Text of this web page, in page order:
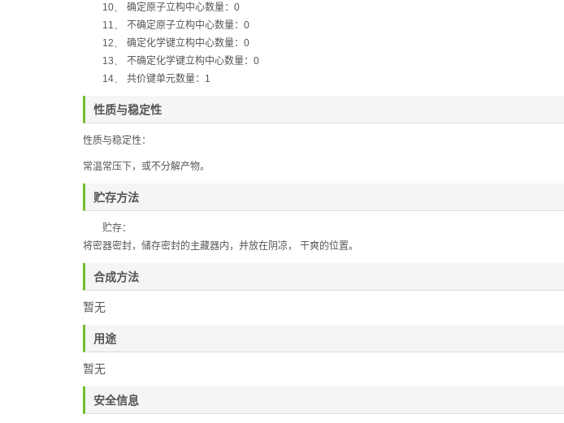
10、
确定原子立构中心数量： 0
11、
不确定原子立构中心数量： 0
12、
确定化学键立构中心数量： 0
13、
不确定化学键立构中心数量： 0
14、
共价键单元数量： 1
性质与稳定性
性质与稳定性：
常温常压下，或不分解产物。
贮存方法
贮存：
将密器密封，储存密封的主藏器内，并放在阴凉，
干爽的位置。
合成方法
暂无
用途
暂无
安全信息